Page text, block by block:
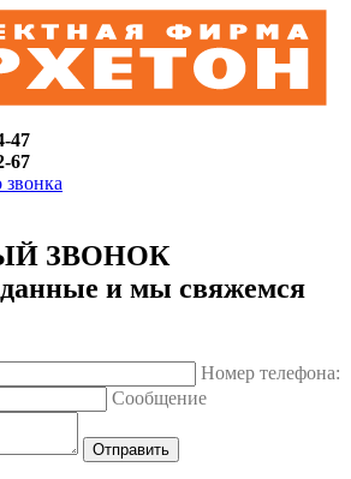
47
67
звонка
ЗВОНОК
и мы свяжемся
Номер телефона:
Сообщение